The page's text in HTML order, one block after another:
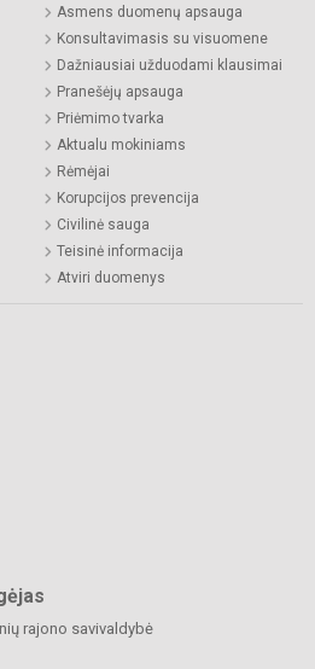
Asmens duomenų apsauga
Konsultavimasis su visuomene
Dažniausiai užduodami klausimai
Pranešėjų apsauga
Priėmimo tvarka
Aktualu mokiniams
Rėmėjai
Korupcijos prevencija
Civilinė sauga
Teisinė informacija
Atviri duomenys
rajono savivaldybė